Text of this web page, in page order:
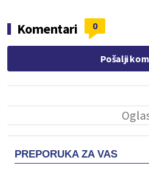
Komentari 0
Pošalji
PREPORUKA ZA VAS